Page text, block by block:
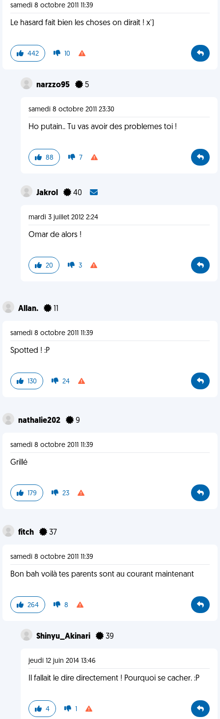
samedi 8 octobre 2011 11:39
Le hasard fait bien les choses on dirait ! x')
442 10
narzzo95 5
samedi 8 octobre 2011 23:30
Ho putain.. Tu vas avoir des problemes toi !
88 7
Jakrol 40
mardi 3 juillet 2012 2:24
Omar de alors !
20 3
Allan.
samedi 8 octobre 2011 11:39
Spotted ! :P
130 24
nathalie202 9
samedi 8 octobre 2011 11:39
Grillé
179 23
fitch 37
samedi 8 octobre 2011 11:39
Bon bah voilà tes parents sont au courant maintenant
264 8
Shinyu_Akinari 39
jeudi 12 juin 2014 13:46
Il fallait le dire directement ! Pourquoi se cacher. :P
4 1